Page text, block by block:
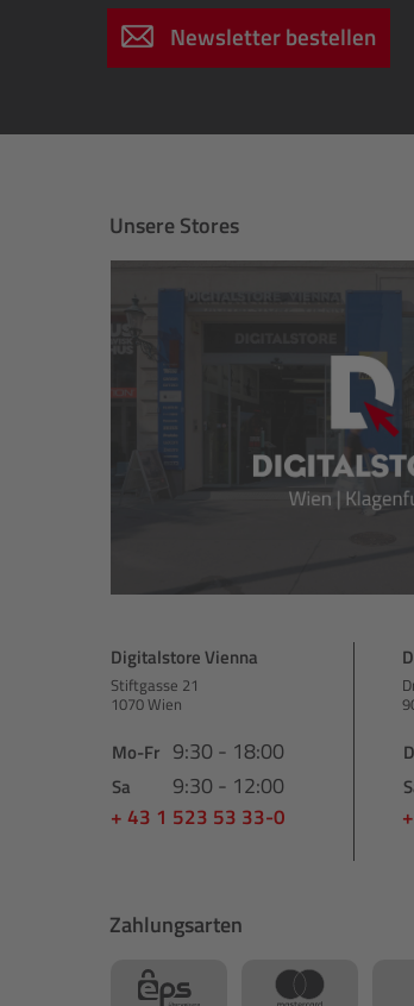
Newsletter bestellen
Unsere Stores
Digitalstore Vienna
Stiftgasse 21
1070 Wien
Mo-Fr 9:30 - 18:00
Sa 9:30 - 12:00
+ 43 1 523 53 33-0
Zahlungsarten